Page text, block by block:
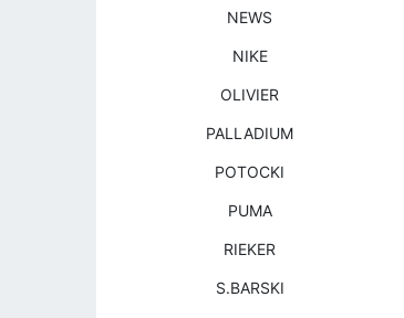
NEWS
NIKE
OLIVIER
PALLADIUM
POTOCKI
PUMA
RIEKER
S.BARSKI